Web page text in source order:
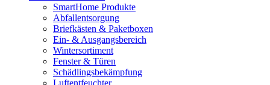
SmartHome Produkte
Abfallentsorgung
Briefkästen & Paketboxen
Ein- & Ausgangsbereich
Wintersortiment
Fenster & Türen
Schädlingsbekämpfung
Luftentfeuchter